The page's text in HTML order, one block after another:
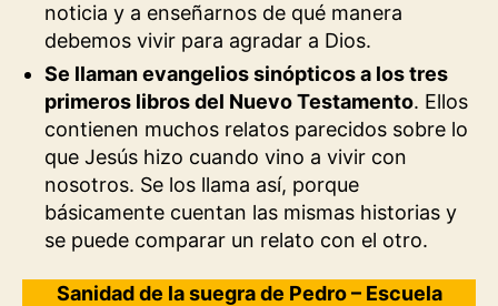
noticia y a enseñarnos de qué manera
debemos vivir para agradar a Dios.
Se llaman evangelios sinópticos a los tres
primeros libros del Nuevo Testamento. Ellos
contienen muchos relatos parecidos sobre lo
que Jesús hizo cuando vino a vivir con
nosotros. Se los llama así, porque
básicamente cuentan las mismas historias y
se puede comparar un relato con el otro.
Sanidad de la suegra de Pedro – Escuela